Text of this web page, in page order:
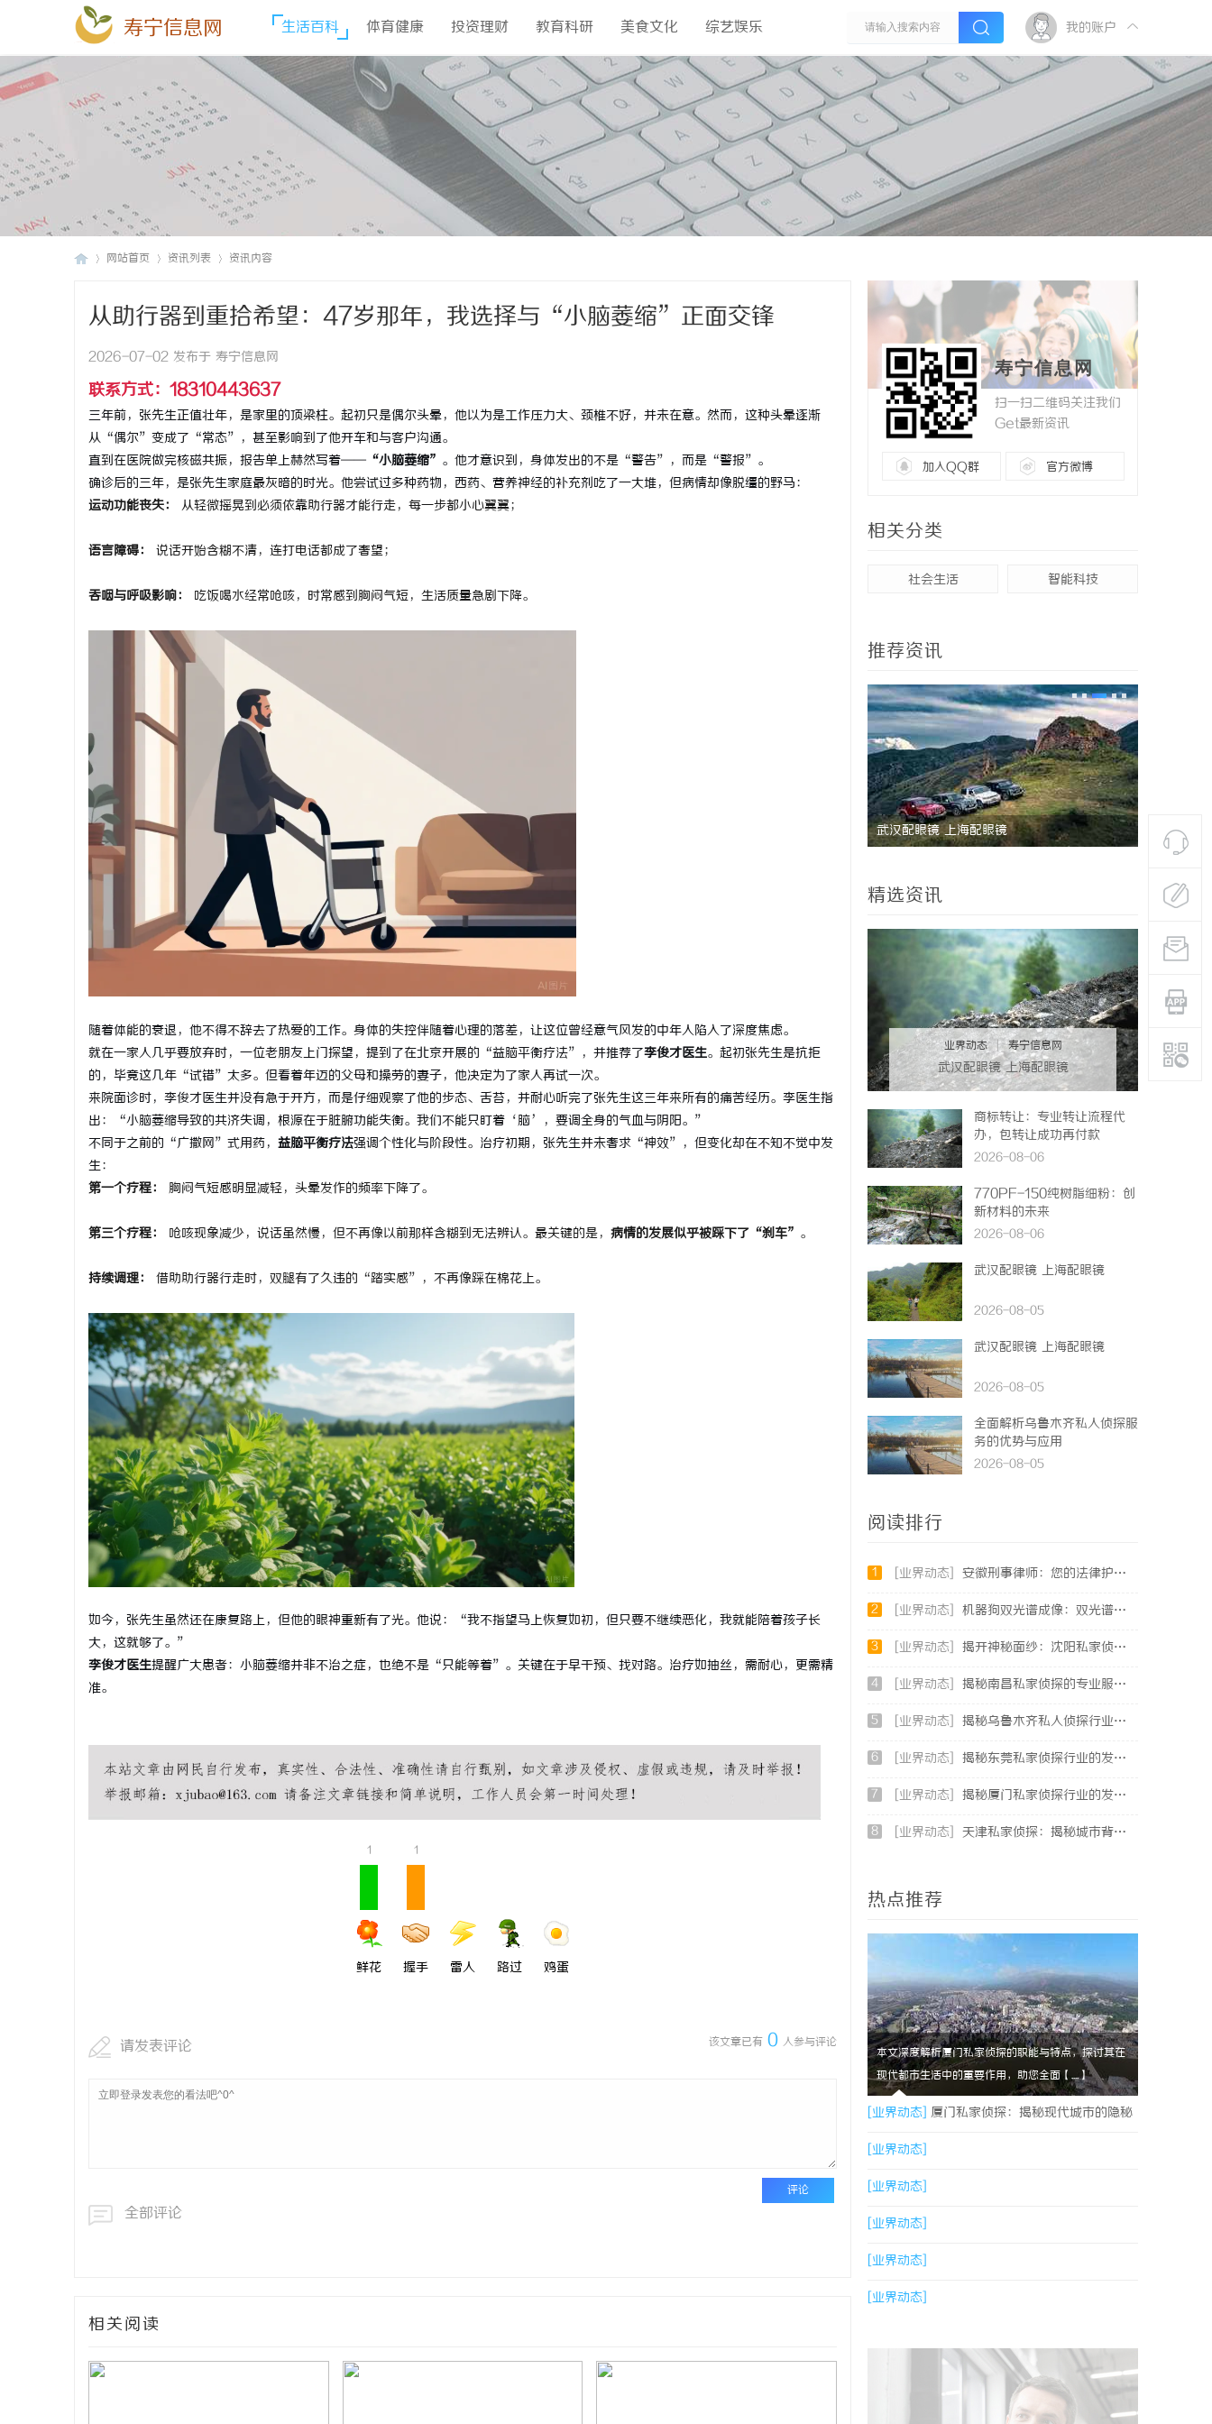
寿宁信息网 生活百科 体育健康 投资理财 教育科研 美食文化 综艺娱乐 我的账户
网站首页 资讯列表 资讯内容
从助行器到重拾希望：47岁那年，我选择与“小脑萎缩”正面交锋
2026-07-02 发布于 寿宁信息网
联系方式：18310443637
三年前，张先生正值壮年，是家里的顶梁柱。起初只是偶尔头晕，他以为是工作压力大、颈椎不好，并未在意。然而，这种头晕逐渐
从“偶尔”变成了“常态”，甚至影响到了他开车和与客户沟通。
直到在医院做完核磁共振，报告单上赫然写着—— “小脑萎缩” 。他才意识到，身体发出的不是“警告”，而是“警报”。
确诊后的三年，是张先生家庭最灰暗的时光。他尝试过多种药物，西药、营养神经的补充剂吃了一大堆，但病情却像脱缰的野马：
运动功能丧失：
从轻微摇晃到必须依靠助行器才能行走，每一步都小心翼翼；
语言障碍： 说话开始含糊不清，连打电话都成了奢望；
吞咽与呼吸影响： 吃饭喝水经常呛咳，时常感到胸闷气短，生活质量急剧下降。
随着体能的衰退，他不得不辞去了热爱的工作。身体的失控伴随着心理的落差，让这位曾经意气风发的中年人陷入了深度焦虑。
就在一家人几乎要放弃时，一位老朋友上门探望，提到了在北京开展的“益脑平衡疗法”，并推荐了李俊才医生。起初张先生是抗拒
的，毕竟这几年“试错”太多。但看着年迈的父母和操劳的妻子，他决定为了家人再试一次。
来院面诊时，李俊才医生并没有急于开方，而是仔细观察了他的步态、舌苔，并耐心听完了张先生这三年来所有的痛苦经历。李医生指
出：“小脑萎缩导致的共济失调，根源在于脏腑功能失衡。我们不能只盯着‘脑’，要调全身的气血与阴阳。”
不同于之前的“广撒网”式用药， 益脑平衡疗法强调个性化与阶段性。治疗初期，张先生并未奢求“神效”，但变化却在不知不觉中发
生：
第一个疗程：
胸闷气短感明显减轻，头晕发作的频率下降了。
第三个疗程： 呛咳现象减少，说话虽然慢，但不再像以前那样含糊到无法辨认。最关键的是， 病情的发展似乎被踩下了“刹车” 。
持续调理： 借助助行器行走时，双腿有了久违的“踏实感”，不再像踩在棉花上。
如今，张先生虽然还在康复路上，但他的眼神重新有了光。他说：“我不指望马上恢复如初，但只要不继续恶化，我就能陪着孩子长
大，这就够了。”
李俊才医生提醒广大患者：小脑萎缩并非不治之症，也绝不是“只能等着”。关键在于早干预、找对路。治疗如抽丝，需耐心，更需精
准。
1
鲜花
1
握手 雷人 路过 鸡蛋
该文章已有 0 人参与评论
请发表评论
评论
全部评论
相关阅读
寿宁信息网
扫一扫二维码关注我们
Get最新资讯
加入QQ群 官方微博
相关分类
社会生活 智能科技
推荐资讯
武汉配眼镜 上海配眼镜 武汉配眼镜 上海配眼镜 武汉配眼
精选资讯
业界动态 | 寿宁信息网
武汉配眼镜 上海配眼镜
商标转让：专业转让流程代
办，包转让成功再付款
2026-08-06
770PF-150纯树脂细粉：创
新材料的未来
2026-08-06
武汉配眼镜 上海配眼镜
2026-08-05
武汉配眼镜 上海配眼镜
2026-08-05
全面解析乌鲁木齐私人侦探服
务的优势与应用
2026-08-05
阅读排行
1 [业界动态] 安徽刑事律师：您的法律护航者
2 [业界动态] 机器狗双光谱成像：双光谱融合感知，筑牢工矿机器狗全域巡检识别能力
3 [业界动态] 揭开神秘面纱：沈阳私家侦探行业的现状与发展
4 [业界动态] 揭秘南昌私家侦探的专业服务与行业现状全面解析
5 [业界动态] 揭秘乌鲁木齐私人侦探行业的发展与应用前景
6 [业界动态] 揭秘东莞私家侦探行业的发展与服务价值
7 [业界动态] 揭秘厦门私家侦探行业的发展与服务特色详解
8 [业界动态] 天津私家侦探：揭秘城市背后的隐秘守护者
热点推荐
本文深度解析厦门私家侦探的职能与特点，探讨其在
现代都市生活中的重要作用，助您全面【....】
[业界动态] 厦门私家侦探：揭秘现代城市的隐秘
守护者
[业界动态]
[业界动态]
[业界动态]
[业界动态]
[业界动态]